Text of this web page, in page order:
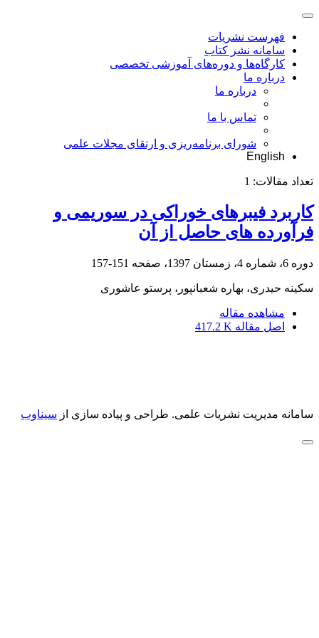
فهرست نشریات
سامانه نشر کتاب
کارگاه‌ها و دوره‌های آموزشی تخصصی
درباره ما
درباره ما
تماس با ما
شورای برنامه‌ریزی و ارتقای مجلات علمی
English
تعداد مقالات: 1
کاربرد فیبرهای خوراکی در سوریمی و
فرآورده های حاصل از آن
دوره 6، شماره 4، زمستان 1397، صفحه 151-157
سکینه حیدری، بهاره شعبانپور، پرستو عاشوری
مشاهده مقاله
اصل مقاله 417.2 K
سامانه مدیریت نشریات علمی. طراحی و پیاده سازی از سیناوب